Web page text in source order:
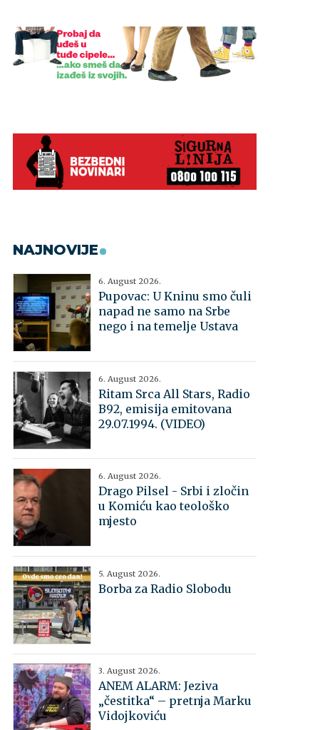
NAJNOVIJE
6. August 2026.
Pupovac: U Kninu smo čuli
napad ne samo na Srbe
nego i na temelje Ustava
6. August 2026.
Ritam Srca All Stars, Radio
B92, emisija emitovana
29.07.1994. (VIDEO)
6. August 2026.
Drago Pilsel - Srbi i zločin
u Komiću kao teološko
mjesto
5. August 2026.
Borba za Radio Slobodu
3. August 2026.
ANEM ALARM: Jeziva
„čestitka“ – pretnja Marku
Vidojkoviću